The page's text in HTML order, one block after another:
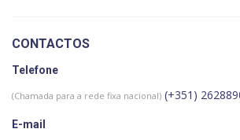
CONTACTOS
Telefone
(Chamada para a rede fixa nacional) (+351)
E-mail